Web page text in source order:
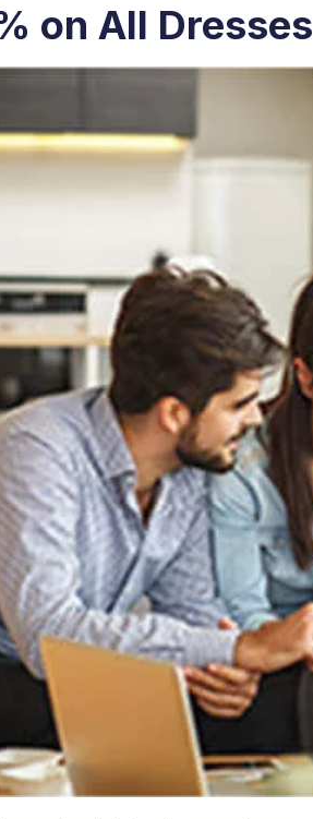
on All Dresses